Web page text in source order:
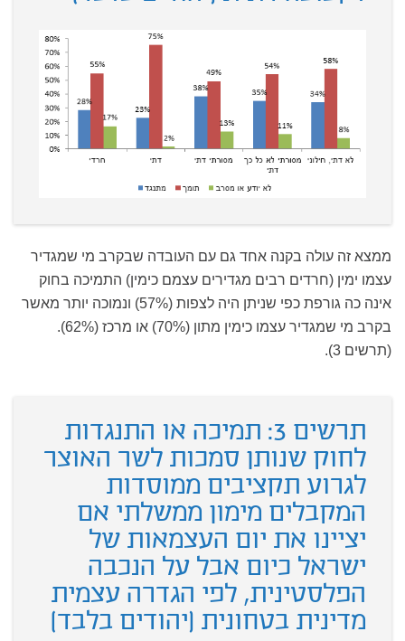
ממצא זה עולה בקנה אחד גם עם העובדה שבקרב מי שמגדיר
עצמו ימין (חרדים רבים מגדירים עצמם כימין) התמיכה בחוק
אינה כה גורפת כפי שניתן היה לצפות (57%) ונמוכה יותר מאשר
בקרב מי שמגדיר עצמו כימין מתון (70%) או מרכז (62%).
(תרשים 3).
תרשים 3: תמיכה או התנגדות
לחוק שנותן סמכות לשר האוצר
לגרוע תקציבים ממוסדות
המקבלים מימון ממשלתי אם
יציינו את יום העצמאות של
ישראל כיום אבל על הנכבה
הפלסטינית, לפי הגדרה עצמית
מדינית בטחונית (יהודים בלבד)